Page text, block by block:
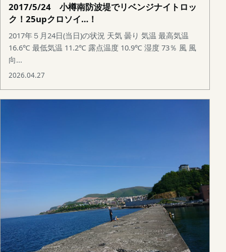
2017/5/24 小樽南防波堤でリベンジナイトロッ
ク！25upクロソイ…！
2017年５月24日(当日)の状況 天気 曇り 気温 最高気温
16.6℃ 最低気温 11.2℃ 露点温度 10.9℃ 湿度 73％ 風 風
向...
2026.04.27